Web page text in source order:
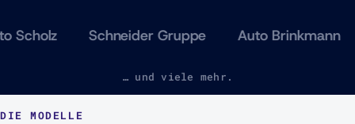
Schneider Gruppe Auto Brinkmann
… und viele mehr.
DIE MODELLE